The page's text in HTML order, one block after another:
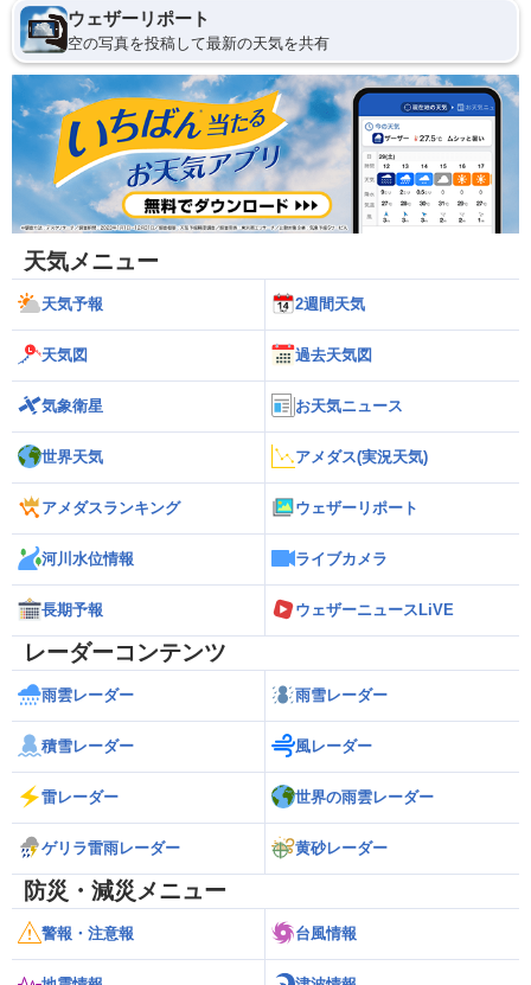
ウェザーリポート
空の写真を投稿して最新の天気を共有
天気メニュー
天気予報 2週間天気
天気図 過去天気図
気象衛星 お天気ニュース
世界天気 アメダス(実況天気)
アメダスランキング ウェザーリポート
河川水位情報 ライブカメラ
長期予報 ウェザーニュースLiVE
レーダーコンテンツ
雨雲レーダー 雨雪レーダー
積雪レーダー 風レーダー
雷レーダー 世界の雨雲レーダー
ゲリラ雷雨レーダー 黄砂レーダー
防災・減災メニュー
警報・注意報 台風情報